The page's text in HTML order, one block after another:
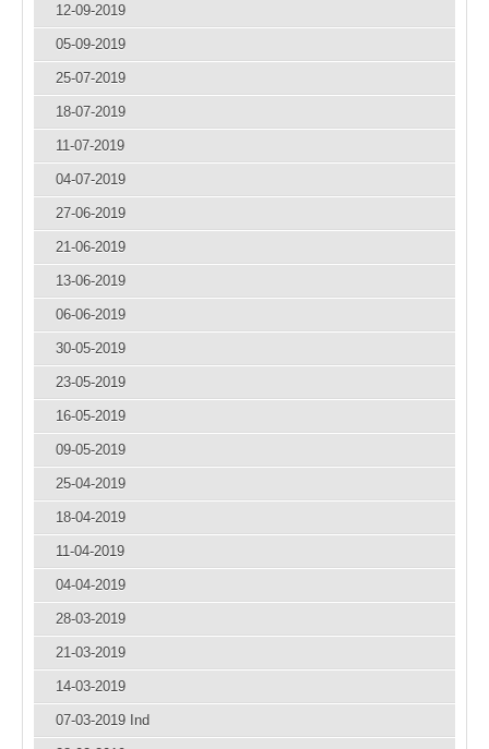
12-09-2019
05-09-2019
25-07-2019
18-07-2019
11-07-2019
04-07-2019
27-06-2019
21-06-2019
13-06-2019
06-06-2019
30-05-2019
23-05-2019
16-05-2019
09-05-2019
25-04-2019
18-04-2019
11-04-2019
04-04-2019
28-03-2019
21-03-2019
14-03-2019
07-03-2019 Ind